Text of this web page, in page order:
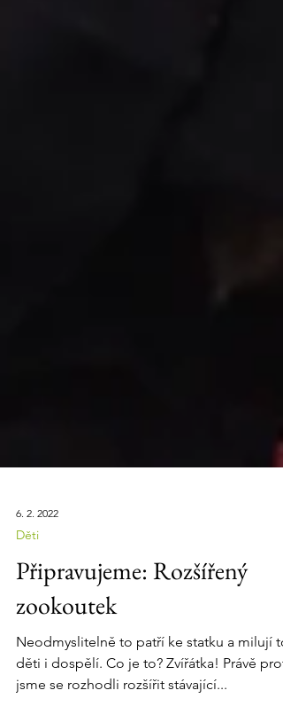
Děti
Připravujeme: Rozšířený
zookoutek
Neodmyslitelně to patří ke statku a milují to